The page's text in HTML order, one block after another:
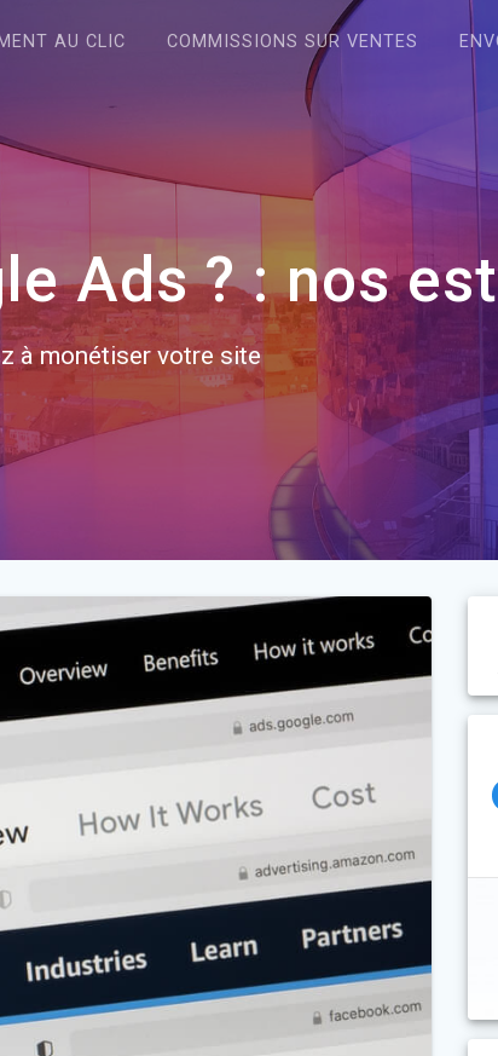
AU CLIC COMMISSIONS SUR VENTES
Ads ? : nos
à monétiser votre site